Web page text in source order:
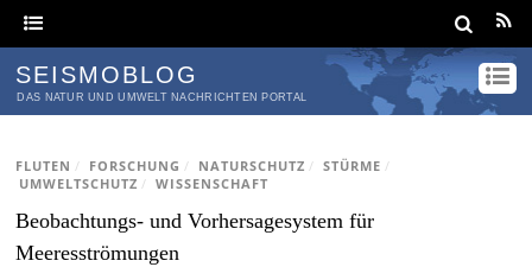
SEISMOBLOG
DAS NATUR UND UMWELT NACHRICHTEN PORTAL
FLUTEN / FORSCHUNG / NATURSCHUTZ / STÜRME /
UMWELTSCHUTZ / WISSENSCHAFT
Beobachtungs- und Vorhersagesystem für
Meeresströmungen